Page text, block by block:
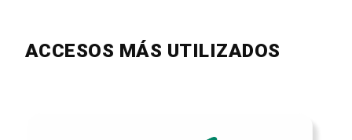
ACCESOS MÁS UTILIZADOS